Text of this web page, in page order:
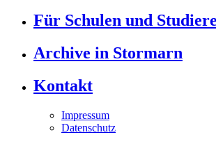
Für Schulen und
Archive in Stormarn
Kontakt
Impressum
Datenschutz